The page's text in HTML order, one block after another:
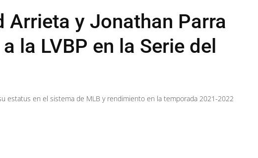
Arrieta y Jonathan Parra
la LVBP en la Serie del
estatus en el sistema de MLB y rendimiento en la temporada 2021-2022